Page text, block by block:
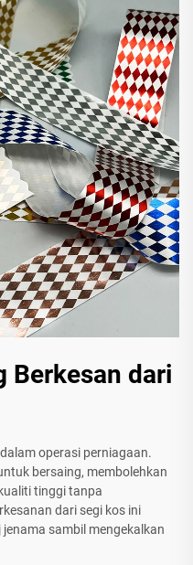
Berkesan dari
operasi perniagaan.
bersaing, membolehkan
tinggi tanpa
dari segi kos ini
sambil mengekalkan